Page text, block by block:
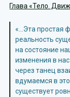
Глава «Тело.
«…Эта простая
реальность
на состояние
изменения в
через танец
вдумаемся в
существует